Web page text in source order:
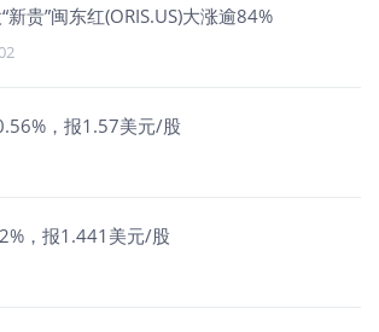
贵”闽东红(ORIS.US)大涨逾84%
，报1.57美元/股
，报1.441美元/股